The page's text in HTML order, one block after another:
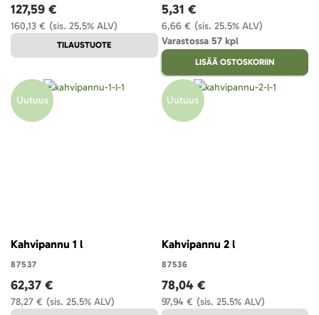
(sis. 25.5% ALV)
160,13 €
127,59 €
TILAUSTUOTE
(sis. 25.5% ALV)
6,66 €
5,31 €
Varastossa 57 kpl
LISÄÄ OSTOSKORIIN
Uutuus
Kahvipannu 1 l
87537
(sis. 25.5% ALV)
78,27 €
62,37 €
Uutuus
Kahvipannu 2 l
87536
(sis. 25.5% ALV)
97,94 €
78,04 €